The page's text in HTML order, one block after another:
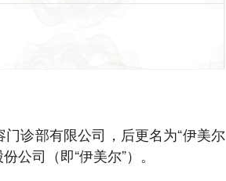
诊部有限公司，后更名为“伊美尔
公司（即“伊美尔”）。